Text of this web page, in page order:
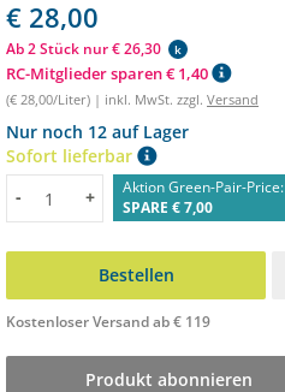
€ 28,00
Ab 2 Stück nur € 26,30 k
RC-Mitglieder sparen € 1,40
(€ 28,00/Liter) | inkl. MwSt. zzgl. Versand
Nur noch 12 auf Lager
Sofort lieferbar
Menge
- +
Aktion Green-Pair-Price:
SPARE € 7,00
Bestellen
Kostenloser Versand ab € 119
Produkt abonnieren